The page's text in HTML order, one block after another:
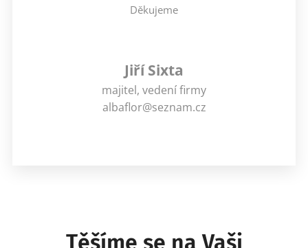
Děkujeme
Jiří Sixta
majitel, vedení firmy
albaflor@seznam.cz
Těšíme se na Vaši